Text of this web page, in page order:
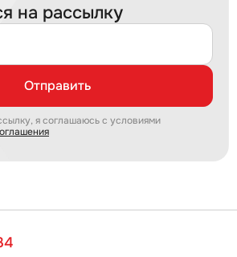
на рассылку
Отправить
я соглашаюсь с условиями